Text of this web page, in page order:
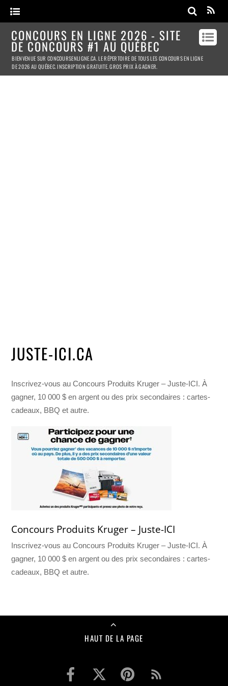
CONCOURS EN LIGNE 2026 - SITE
DE CONCOURS #1 AU QUÉBEC
BIENVENUE SUR CONCOURSENLIGNE.CA. LE RÉPERTOIRE DE TOUS LES CONCOURS EN LIGNE
DE 2026 AU QUÉBEC. INSCRIPTION GRATUITE. GROS PRIX À GAGNER.
JUSTE-ICI.CA
Inscrivez-vous au Concours Produits Kruger – Juste-ICI. À
gagner, 10 000 $ en argent ou des prix secondaires : cartes-
cadeaux, BBQ et autre.
Concours Produits Kruger – Juste-ICI
Inscrivez-vous au Concours Produits Kruger – Juste-ICI. À
gagner, 10 000 $ en argent ou des prix secondaires : cartes-
cadeaux, BBQ et autre.
HAUT DE LA PAGE